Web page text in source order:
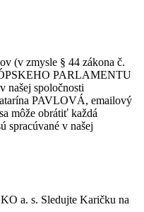
(v zmysle § 44 zákona č.
PARLAMENTU
našej spoločnosti
PAVLOVÁ, emailový
môže obrátiť každá
spracúvané v našej
a. s. Sledujte Karičku na